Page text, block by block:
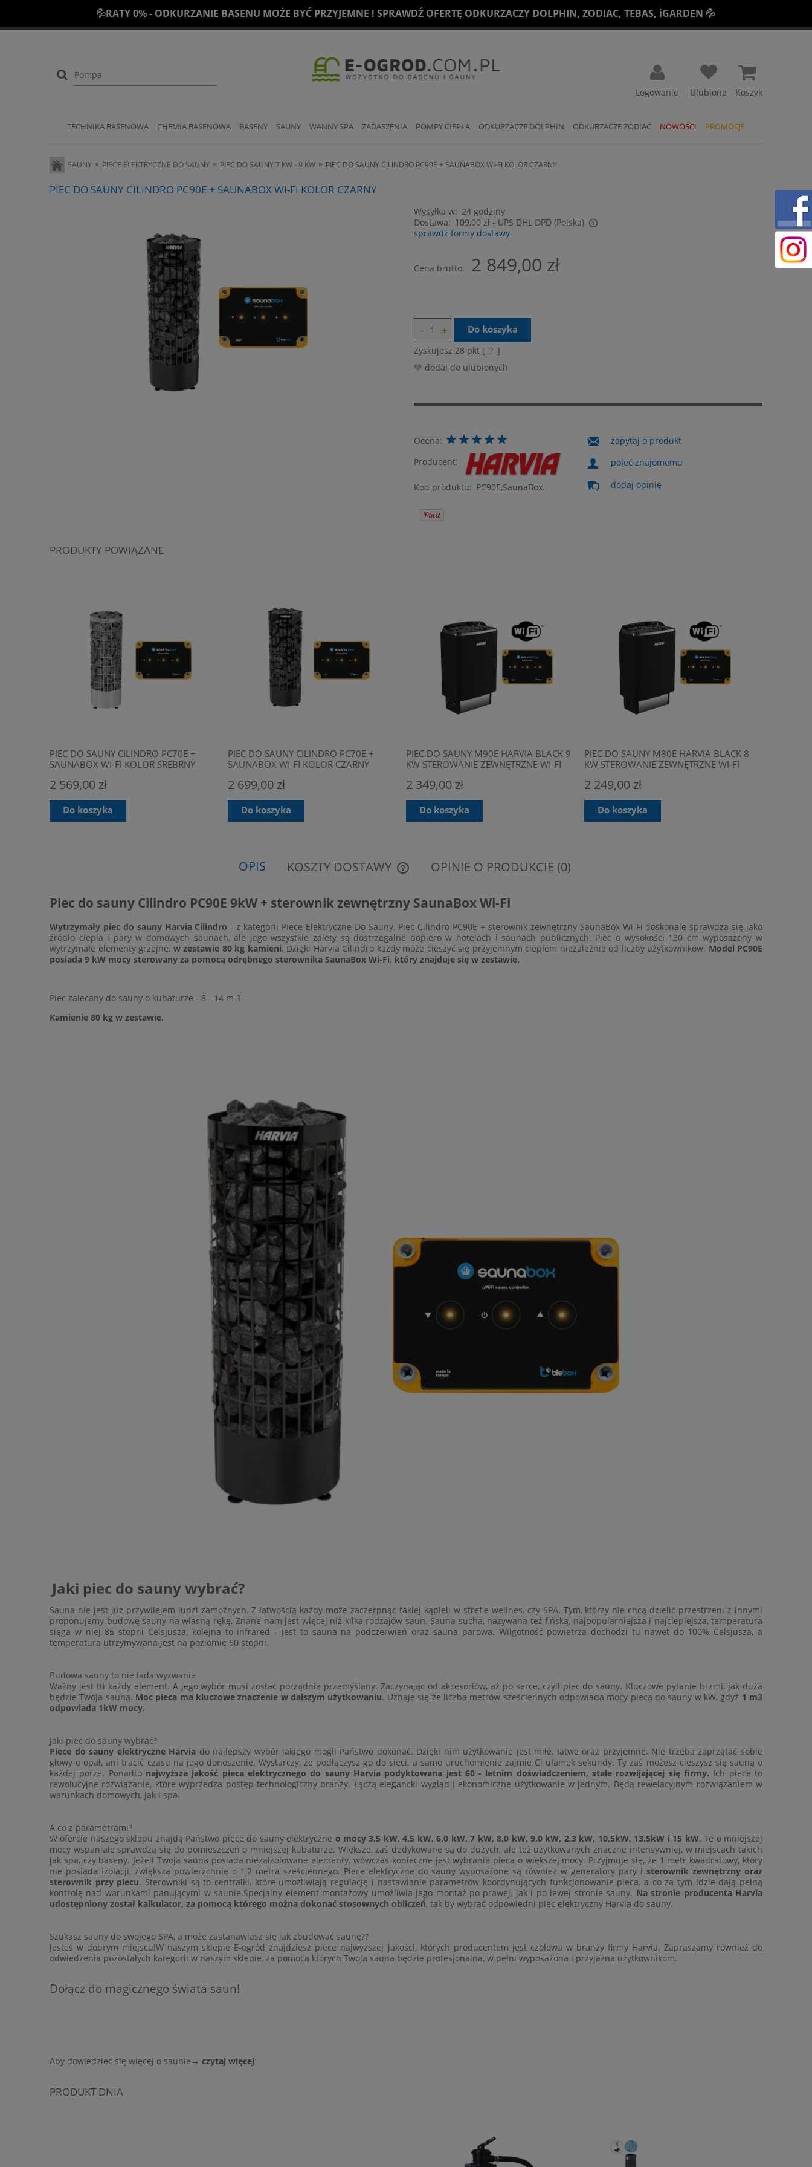
💦RATY 0% - ODKURZANIE BASENU MOŻE BYĆ PRZYJEMNE ! SPRAWDŹ OFERTĘ ODKURZACZY DOLPHIN, ZODIAC, TEBAS, iGARDEN 💦
Koszyk
TECHNIKA BASENOWA CHEMIA BASENOWA BASENY SAUNY WANNY SPA ZADASZENIA POMPY CIEPŁA ODKURZACZE DOLPHIN ODKURZACZE ZODIAC NOWOŚCI PROMOCJE
SAUNY » PIECE ELEKTRYCZNE DO SAUNY » PIEC DO SAUNY 7 KW - 9 KW » PIEC DO SAUNY CILINDRO PC90E + SAUNABOX WI-FI KOLOR CZARNY
PIEC DO SAUNY CILINDRO PC90E + SAUNABOX WI-FI KOLOR CZARNY
Wysyłka w: 24 godziny
Dostawa: 109,00 zł - UPS DHL DPD (Polska)
sprawdź formy dostawy
Cena brutto: 2 849,00 zł
Do koszyka
Zyskujesz 28 pkt [ ? ]
💚 dodaj do ulubionych
Ocena:
Producent:
Kod produktu: PC90E,SaunaBox..
zapytaj o produkt
poleć znajomemu
dodaj opinię
PRODUKTY POWIĄZANE
PIEC DO SAUNY CILINDRO PC70E +
SAUNABOX WI-FI KOLOR SREBRNY
2 569,00 zł
Do koszyka
PIEC DO SAUNY CILINDRO PC70E +
SAUNABOX WI-FI KOLOR CZARNY
2 699,00 zł
Do koszyka
PIEC DO SAUNY M90E HARVIA BLACK 9
KW STEROWANIE ZEWNĘTRZNE WI-FI
2 349,00 zł
Do koszyka
PIEC DO SAUNY M80E HARVIA BLACK 8
KW STEROWANIE ZEWNĘTRZNE WI-FI
2 249,00 zł
Do koszyka
OPIS KOSZTY DOSTAWY
CENA NIE ZAWIERA EWENTUALNYCH
KOSZTÓW PŁATNOŚCI
OPINIE O PRODUKCIE (0)
Piec do sauny Cilindro PC90E 9kW + sterownik zewnętrzny SaunaBox Wi-Fi
Wytrzymały piec do sauny Harvia Cilindro - z kategorii Piece Elektryczne Do Sauny. Piec Cilindro PC90E + sterownik zewnętrzny SaunaBox Wi-Fi doskonale sprawdza się jako
źródło ciepła i pary w domowych saunach, ale jego wszystkie zalety są dostrzegalne dopiero w hotelach i saunach publicznych. Piec o wysokości 130 cm wyposażony w
wytrzymałe elementy grzejne, w zestawie 80 kg kamieni. Dzięki Harvia Cilindro każdy może cieszyć się przyjemnym ciepłem niezależnie od liczby użytkowników. Model PC90E
posiada 9 kW mocy sterowany za pomocą odrębnego sterownika SaunaBox Wi-Fi, który znajduje się w zestawie.
Piec zalecany do sauny o kubaturze - 8 - 14 m 3.
Kamienie 80 kg w zestawie.
Jaki piec do sauny wybrać?
Sauna nie jest już przywilejem ludzi zamożnych. Z łatwością każdy może zaczerpnąć takiej kąpieli w strefie wellnes, czy SPA. Tym, którzy nie chcą dzielić przestrzeni z innymi
proponujemy budowę sauny na własną rękę. Znane nam jest więcej niż kilka rodzajów saun. Sauna sucha, nazywana też fińską, najpopularniejsza i najcieplejsza, temperatura
sięga w niej 85 stopni Celsjusza, kolejna to infrared - jest to sauna na podczerwień oraz sauna parowa. Wilgotność powietrza dochodzi tu nawet do 100% Celsjusza, a
temperatura utrzymywana jest na poziomie 60 stopni.
Budowa sauny to nie lada wyzwanie
Ważny jest tu każdy element. A jego wybór musi zostać porządnie przemyślany. Zaczynając od akcesoriów, aż po serce, czyli piec do sauny. Kluczowe pytanie brzmi, jak duża
będzie Twoja sauna. Moc pieca ma kluczowe znaczenie w dalszym użytkowaniu. Uznaje się że liczba metrów sześciennych odpowiada mocy pieca do sauny w kW, gdyż 1 m3
odpowiada 1kW mocy.
Jaki piec do sauny wybrać?
Piece do sauny elektryczne Harvia do najlepszy wybór jakiego mogli Państwo dokonać. Dzięki nim użytkowanie jest miłe, łatwe oraz przyjemne. Nie trzeba zaprzątać sobie
głowy o opał, ani tracić czasu na jego donoszenie. Wystarczy, że podłączysz go do sieci, a samo uruchomienie zajmie Ci ułamek sekundy. Ty zaś możesz cieszysz się sauną o
każdej porze. Ponadto najwyższa jakość pieca elektrycznego do sauny Harvia podyktowana jest 60 - letnim doświadczeniem, stale rozwijającej się firmy. Ich piece to
rewolucyjne rozwiązanie, które wyprzedza postęp technologiczny branży. Łączą elegancki wygląd i ekonomiczne użytkowanie w jednym. Będą rewelacyjnym rozwiązaniem w
warunkach domowych, jak i spa.
A co z parametrami?
W ofercie naszego sklepu znajdą Państwo piece do sauny elektryczne o mocy 3,5 kW, 4,5 kW, 6,0 kW, 7 kW, 8,0 kW, 9,0 kW, 2,3 kW, 10,5kW, 13.5kW i 15 kW. Te o mniejszej
mocy wspaniale sprawdzą się do pomieszczeń o mniejszej kubaturze. Większe, zaś dedykowane są do dużych, ale też użytkowanych znaczne intensywniej, w miejscach takich
jak spa, czy baseny. Jeżeli Twoja sauna posiada niezaizolowane elementy, wówczas konieczne jest wybranie pieca o większej mocy. Przyjmuje się, że 1 metr kwadratowy, który
nie posiada izolacji, zwiększa powierzchnię o 1,2 metra sześciennego. Piece elektryczne do sauny wyposażone są również w generatory pary isterownik zewnętrzny oraz
sterownik przy piecu. Sterowniki są to centralki, które umożliwiają regulację i nastawianie parametrów koordynujących funkcjonowanie pieca, a co za tym idzie dają pełną
kontrolę nad warunkami panującymi w saunie.Specjalny element montażowy umożliwia jego montaż po prawej, jak i po lewej stronie sauny. Na stronie producenta Harvia
udostępniony został kalkulator, za pomocą którego można dokonać stosownych obliczeń, tak by wybrać odpowiedni piec elektryczny Harvia do sauny.
Szukasz sauny do swojego SPA, a może zastanawiasz się jak zbudować saunę??
Jesteś w dobrym miejscu!W naszym sklepie E-ogród znajdziesz piece najwyższej jakości, których producentem jest czołowa w branży firmy Harvia. Zapraszamy również do
odwiedzenia pozostałych kategorii w naszym sklepie, za pomocą których Twoja sauna będzie profesjonalna, w pełni wyposażona i przyjazna użytkownikom.
Dołącz do magicznego świata saun!
Aby dowiedzieć się więcej o saunie→ czytaj więcej
PRODUKT DNIA